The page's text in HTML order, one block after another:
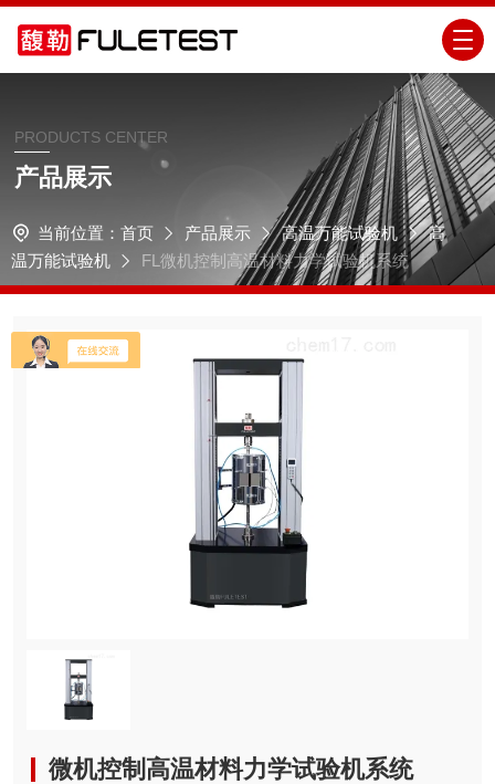
PRODUCTS CENTER
产品展示
当前位置： 首页 产品展示 高温万能试验机
高
温万能试验机
FL微机控制高温材料力学试验机系统
微机控制高温材料力学试验机系统